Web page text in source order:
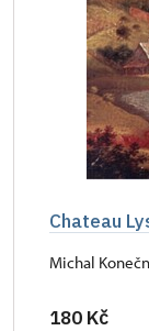
Chateau
Michal
180 Kč